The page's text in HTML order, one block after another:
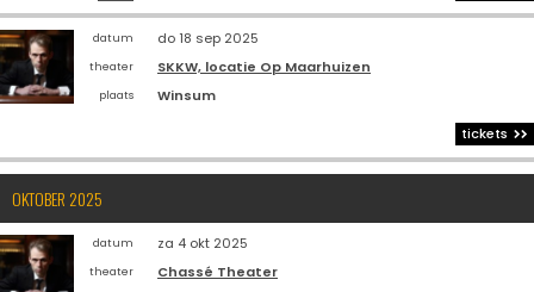
datum do 18 sep 2025
theater SKKW, locatie Op Maarhuizen
plaats
Winsum
tickets
OKTOBER 2025
datum za 4 okt 2025
theater Chassé Theater